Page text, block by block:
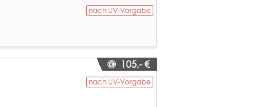
nach UV-Vorgabe
105,- €
nach UV-Vorgabe